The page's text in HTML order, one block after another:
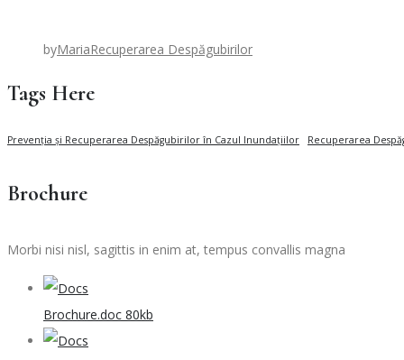
byMariaRecuperarea Despăgubirilor
Tags Here
Prevenția și Recuperarea Despăgubirilor în Cazul Inundațiilor Recuperarea
Brochure
Morbi nisi nisl, sagittis in enim at, tempus convallis magna
Brochure.doc 80kb